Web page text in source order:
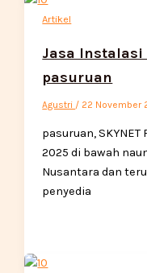
Artikel
Jasa
pasuruan
Agustri / 22 November
pasuruan,
2025 di bawah
Nusantara dan
penyedia